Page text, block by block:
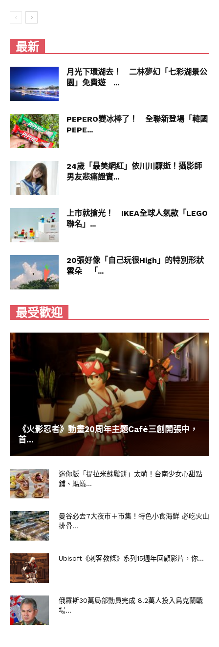
最新
月光下環湖去！ 二林夢幻「七彩湖景公
園」免費遊 ...
PEPERO變冰棒了！ 全聯新登場「韓國
PEPE...
24歲「最美網紅」依川川驟逝！攝影師
男友悲痛證實...
上市就搶光！ IKEA全球人氣款「LEGO
聯名」...
20張好像「自己玩很High」的特別形狀
雲朵 「...
最受歡迎
《火影忍者》動畫20周年主題Café三創開張中，
首...
迷你版「提拉米蘇鬆餅」太萌！台南少女心甜點
鋪、螞蟻...
曼谷必去7大夜市＋市集！特色小食海鮮 必吃火山
排骨...
Ubisoft《刺客教條》系列15週年回顧影片，你...
俄羅斯30萬局部動員完成 8.2萬人投入烏克蘭戰
場...